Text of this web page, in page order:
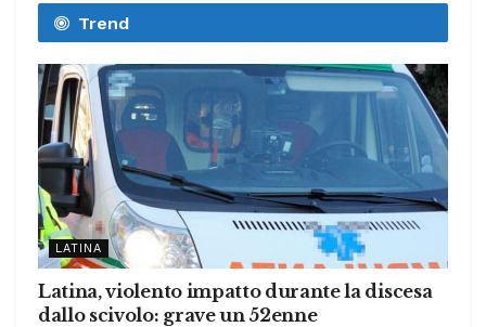
Trend
LATINA
Latina, violento impatto durante la discesa
dallo scivolo: grave un 52enne